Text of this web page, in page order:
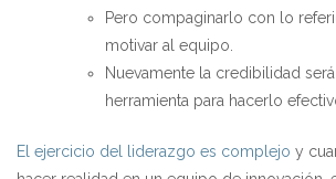
Pero compaginarlo con lo
motivar al equipo.
Nuevamente la credibilidad
herramienta para hacerlo
El ejercicio del liderazgo es complejo y